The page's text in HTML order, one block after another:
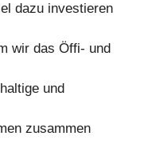
dazu investieren
wir das Öffi- und
und
zusammen